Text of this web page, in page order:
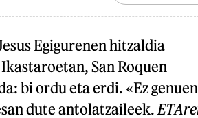
Egigurenen hitzaldia
San Roquen
bi ordu eta erdi. «Ez genuen
dute antolatzaileek.